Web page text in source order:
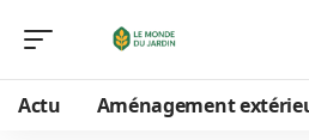
Actu Aménagement